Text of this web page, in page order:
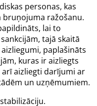
personas, kas
ražošanu.
lai to
tajā skaitā
paplašināts
kuras ir aizliegts
aizliegti darījumi ar
un uzņēmumiem.